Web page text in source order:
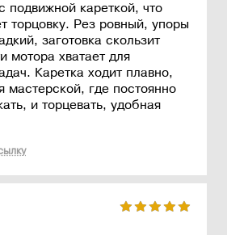
подвижной кареткой, что
торцовку. Рез ровный, упоры
заготовка скользит
мотора хватает для
Каретка ходит плавно,
где постоянно
и торцевать, удобная